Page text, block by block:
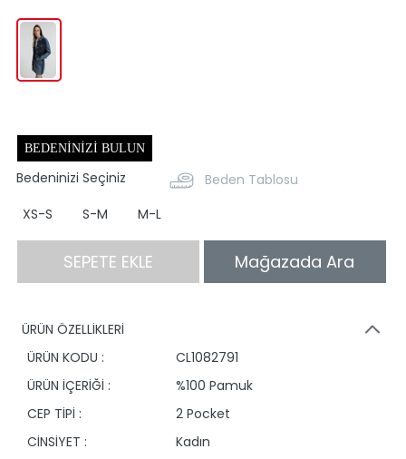
BEDENINIZI BULUN
Bedeninizi Seçiniz
Beden Tablosu
XS-S
S-M M-L
SEPETE EKLE Mağazada Ara
ÜRÜN ÖZELLİKLERİ
ÜRÜN KODU :
CL1082791
ÜRÜN İÇERİĞİ :
%100 Pamuk
CEP TİPİ :
2 Pocket
CİNSİYET :
Kadın